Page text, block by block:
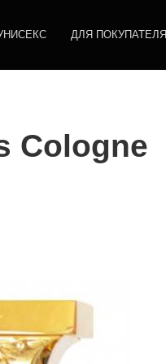
ДЛЯ ПОКУПАТЕЛЯ
Cologne